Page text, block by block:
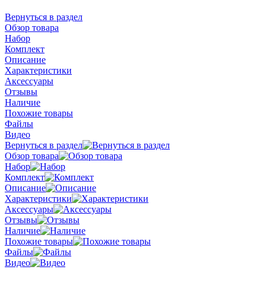
Вернуться в раздел
Обзор товара
Набор
Комплект
Описание
Характеристики
Аксессуары
Отзывы
Наличие
Похожие товары
Файлы
Видео
Вернуться в раздел
Обзор товара
Набор
Комплект
Описание
Характеристики
Аксессуары
Отзывы
Наличие
Похожие товары
Файлы
Видео